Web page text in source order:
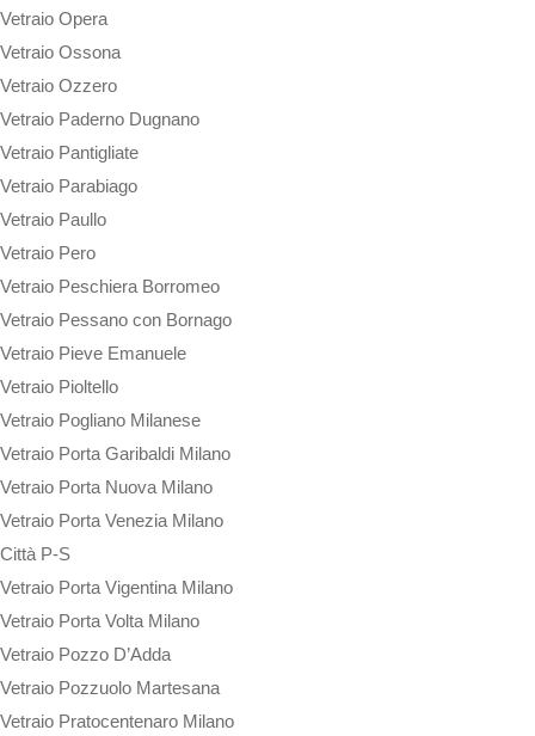
Vetraio Opera
Vetraio Ossona
Vetraio Ozzero
Vetraio Paderno Dugnano
Vetraio Pantigliate
Vetraio Parabiago
Vetraio Paullo
Vetraio Pero
Vetraio Peschiera Borromeo
Vetraio Pessano con Bornago
Vetraio Pieve Emanuele
Vetraio Pioltello
Vetraio Pogliano Milanese
Vetraio Porta Garibaldi Milano
Vetraio Porta Nuova Milano
Vetraio Porta Venezia Milano
Città P-S
Vetraio Porta Vigentina Milano
Vetraio Porta Volta Milano
Vetraio Pozzo D’Adda
Vetraio Pozzuolo Martesana
Vetraio Pratocentenaro Milano